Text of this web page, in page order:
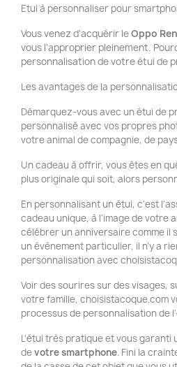
Etui à personnaliser pour
Vous venez d'acquérir leOppo
vous l'approprier pleinement.
personnalisation de votre étui de
Les avantages de la
Démarquez-vous avec un étui de
personnalisé avec vos propres
votre animal de compagnie, de
Un cadeau à offrir, vous êtes en
plus originale qui soit, alors
En personnalisant un étui, c'est
cadeau unique, à l'image de votre
célébrer un anniversaire comme il
un évènement particulier, il n'y a
personnalisation avec
Voir des sourires sur des visages,
votre famille, choisistacoque.com
processus de personnalisation de
L'étui très pratique et vous garanti
devotre smartphone. Fini la